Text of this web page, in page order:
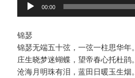
器
频
放
器
00:00
锦瑟
锦瑟无端五十弦，一弦一柱思华年。
庄生晓梦迷蝴蝶，望帝春心托杜鹃。
沧海月明珠有泪，蓝田日暖玉生烟。